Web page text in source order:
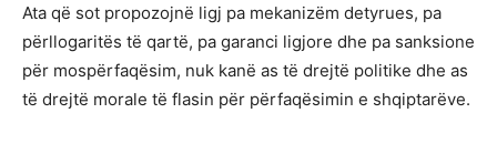
Ata që sot propozojnë ligj pa mekanizëm detyrues, pa
përllogaritës të qartë, pa garanci ligjore dhe pa sanksione
për mospërfaqësim, nuk kanë as të drejtë politike dhe as
të drejtë morale të flasin për përfaqësimin e shqiptarëve.